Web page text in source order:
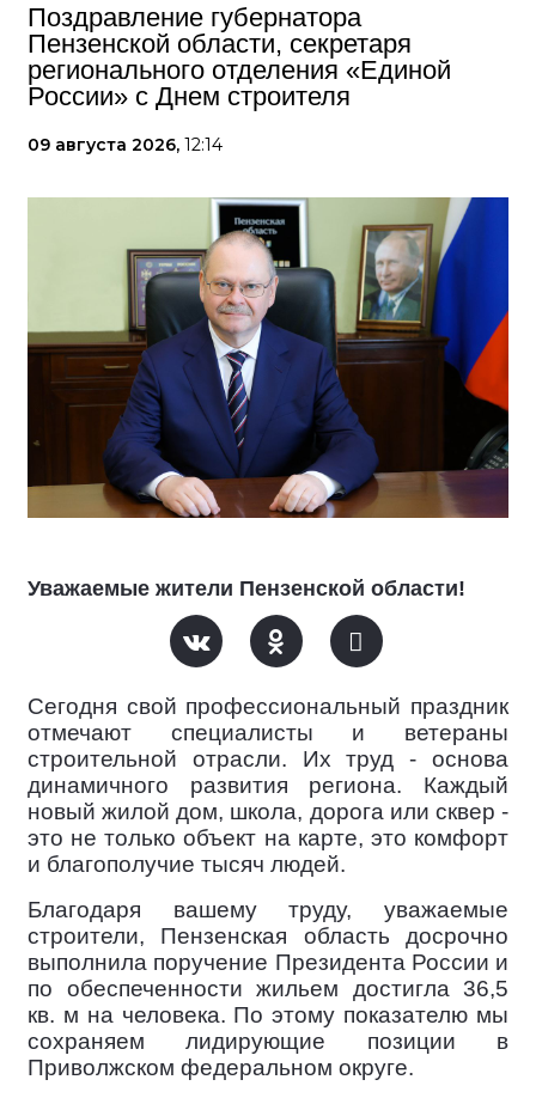
Поздравление губернатора
Пензенской области, секретаря
регионального отделения «Единой
России» с Днем строителя
09 августа 2026, 12:14
Уважаемые жители Пензенской области!
Сегодня свой профессиональный праздник
отмечают специалисты и ветераны
строительной отрасли. Их труд - основа
динамичного развития региона. Каждый
новый жилой дом, школа, дорога или сквер -
это не только объект на карте, это комфорт
и благополучие тысяч людей.
Благодаря вашему труду, уважаемые
строители, Пензенская область досрочно
выполнила поручение Президента России и
по обеспеченности жильем достигла 36,5
кв. м на человека. По этому показателю мы
сохраняем лидирующие позиции в
Приволжском федеральном округе.